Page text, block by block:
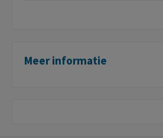
Meer informatie